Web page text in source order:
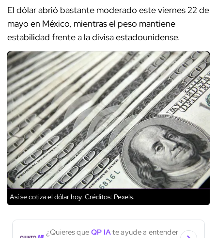
El dólar abrió bastante moderado este viernes 22 de
mayo en México, mientras el peso mantiene
estabilidad frente a la divisa estadounidense.
Así se cotiza el dólar hoy. Créditos: Pexels.
¿Quieres que QP IAte ayude a entender